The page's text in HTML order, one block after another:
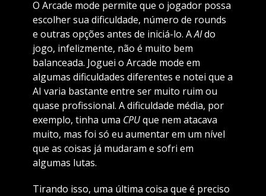
O Arcade mode permite que o jogador possa
escolher sua dificuldade, número de rounds
e outras opções antes de iniciá-lo. AAIdo
jogo, infelizmente, não é muito bem
balanceada. Joguei o Arcade mode em
algumas dificuldades diferentes e notei que a
AI varia bastante entre ser muito ruim ou
quase profissional. A dificuldade média, por
exemplo, tinha uma CPUque nem atacava
muito, mas foi só eu aumentar em um nível
que as coisas já mudaram e sofri em
algumas lutas.
Tirando isso, uma última coisa que é preciso